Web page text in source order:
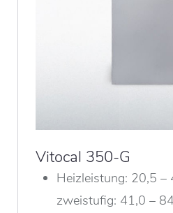
Vitocal 350-G
Heizleistung: 20,5 –
zweistufig: 41,0 –